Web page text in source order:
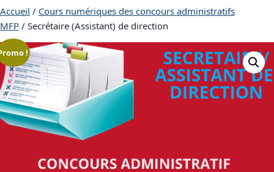
Accueil / Cours numériques des concours administratifs
MFP / Secrétaire (Assistant) de direction
!